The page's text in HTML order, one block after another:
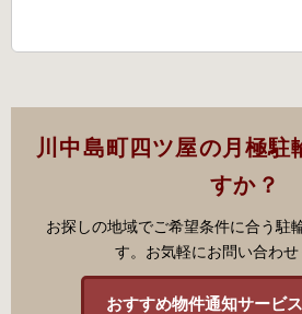
川中島町四ツ屋の月極駐
すか？
お探しの地域でご希望条件に合う駐
す。お気軽にお問い合わせ
おすすめ物件通知サービ